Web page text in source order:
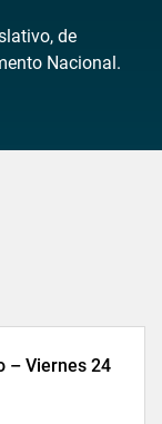
de
Nacional.
– Viernes 24